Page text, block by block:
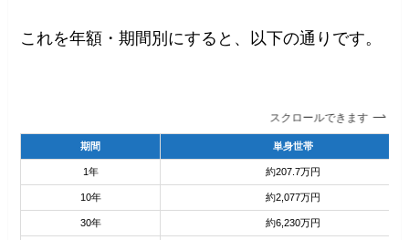
これを年額・期間別にすると、以下の通りです。
スクロールできます
期間 単身世帯
1年 約207.7万円
10年 約2,077万円
30年 約6,230万円